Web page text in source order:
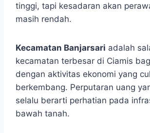
tinggi, tapi kesadaran akan
masih rendah.
Kecamatan Banjarsari adalah
kecamatan terbesar di Ciamis
dengan aktivitas ekonomi yang
berkembang. Perputaran uang
selalu berarti perhatian pada
bawah tanah.